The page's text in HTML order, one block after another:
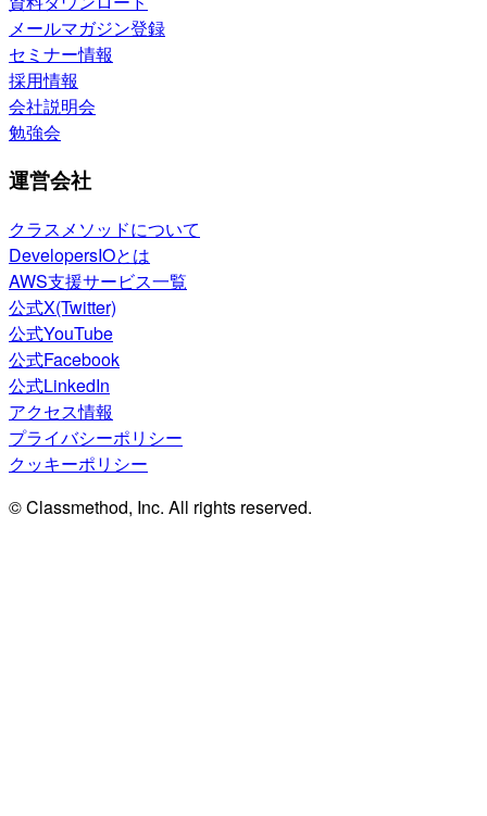
メールマガジン登録
セミナー情報
採用情報
会社説明会
勉強会
運営会社
クラスメソッドについて
DevelopersIOとは
AWS支援サービス一覧
公式X(Twitter)
公式YouTube
公式Facebook
公式LinkedIn
アクセス情報
プライバシーポリシー
クッキーポリシー
© Classmethod, Inc. All rights reserved.